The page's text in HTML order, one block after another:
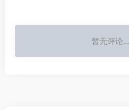
暂无评论...